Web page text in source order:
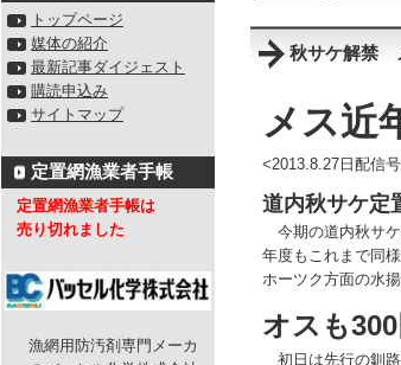
秋サケ解禁
メス近
<2013.8.27日配信
道内秋サケ定
今期の道内秋サケ
年度もこれまで同
ホーツク方面の水
オスも
初日は先行の釧
トップページ
媒体の紹介
最新記事ダイジェスト
購読申込み
サイトマップ
定置網漁業者手帳
定置網漁業者手帳は
売り切れました
漁網用防汚剤専門メーカ